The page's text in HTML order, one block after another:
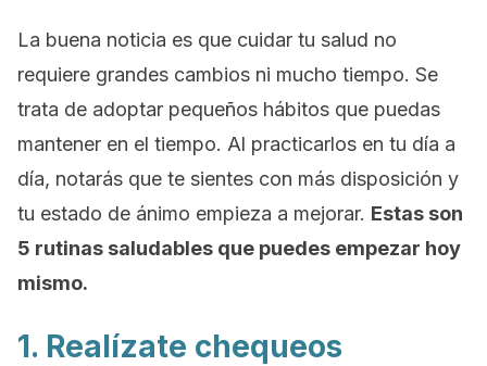
La buena noticia es que cuidar tu salud no
requiere grandes cambios ni mucho tiempo. Se
trata de adoptar pequeños hábitos que puedas
mantener en el tiempo. Al practicarlos en tu día a
día, notarás que te sientes con más disposición y
tu estado de ánimo empieza a mejorar. Estas son
5 rutinas saludables que puedes empezar hoy
mismo.
1. Realízate chequeos